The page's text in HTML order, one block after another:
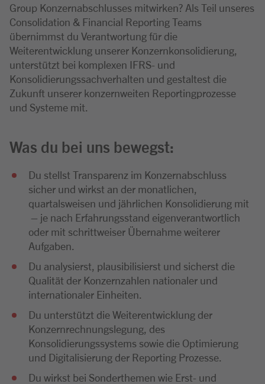
Group Konzernabschlusses mitwirken? Als Teil unseres
Consolidation & Financial Reporting Teams
übernimmst du Verantwortung für die
Weiterentwicklung unserer Konzernkonsolidierung,
unterstützt bei komplexen IFRS- und
Konsolidierungssachverhalten und gestaltest die
Zukunft unserer konzernweiten Reportingprozesse
und Systeme mit.
Was du bei uns bewegst:
Du stellst Transparenz im Konzernabschluss
sicher und wirkst an der monatlichen,
quartalsweisen und jährlichen Konsolidierung mit
– je nach Erfahrungsstand eigenverantwortlich
oder mit schrittweiser Übernahme weiterer
Aufgaben.
Du analysierst, plausibilisierst und sicherst die
Qualität der Konzernzahlen nationaler und
internationaler Einheiten.
Du unterstützt die Weiterentwicklung der
Konzernrechnungslegung, des
Konsolidierungssystems sowie die Optimierung
und Digitalisierung der Reporting Prozesse.
Du wirkst bei Sonderthemen wie Erst- und